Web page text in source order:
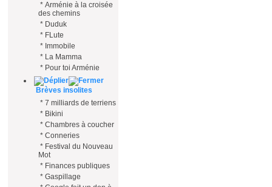
* Arménie à la croisée
des chemins
* Duduk
* FLute
* Immobile
* La Mamma
* Pour toi Arménie
Brèves insolites
* 7 milliards de terriens
* Bikini
* Chambres à coucher
* Conneries
* Festival du Nouveau
Mot
* Finances publiques
* Gaspillage